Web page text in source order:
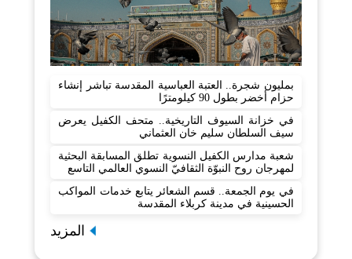
بمليون شجرة.. العتبة العباسية المقدسة تباشر إنشاء
حزام أخضر بطول 90 كيلومترًا
في خزانة السيوف التاريخية.. متحف الكفيل يعرض
سيف السلطان سليم خان العثماني
شعبة مدارس الكفيل النسوية تطلق المسابقة البحثية
لمهرجان روح النبوّة الثقافيّ النسوي العالمي التاسع
في يوم الجمعة.. قسم الشعائر يتابع خدمات المواكب
الحسينية في مدينة كربلاء المقدسة
المزيد